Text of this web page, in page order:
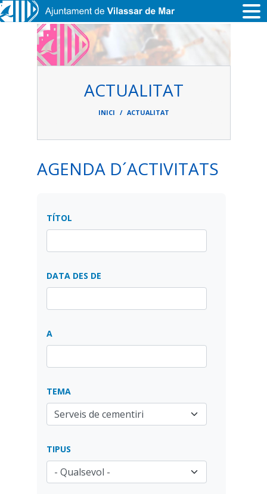
Vés al contingut
ACTUALITAT
d'ariadna
INICI ACTUALITAT
AGENDA D´ACTIVITATS
TÍTOL
DATA DES DE
A
TEMA
TIPUS